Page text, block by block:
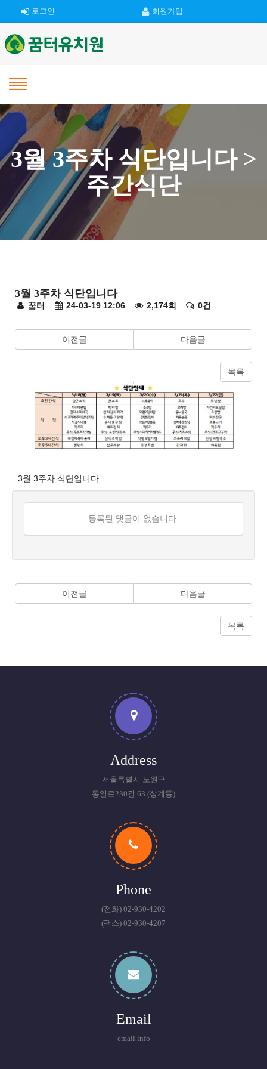
회원가입
로그인
3월 3주차 식단입니다 >
주간식단
식3월 3주차 식단입니다
페
이
지
꿈터 24-03-19 12:06 2,174회 0건
이전글 다음글
목록
3월 3주차 식단입니다
글
등록된 댓글이 없습니다.
이전글 다음글
목록
Address
서울특별시 노원구
동일로230길 63 (상계동)
Phone
(전화) 02-930-4202
(팩스) 02-930-4207
Email
email info